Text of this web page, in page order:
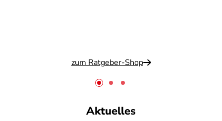
zum Ratgeber-Shop
Aktuelles